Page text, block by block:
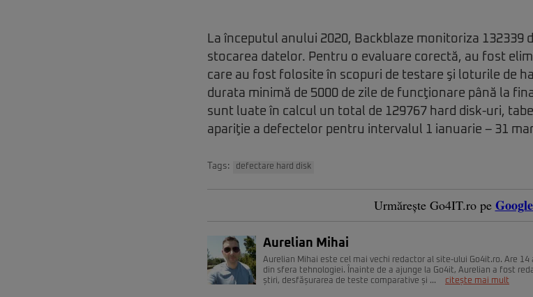
La începutul anului 2020, Backblaze monitoriza 132339
stocarea datelor. Pentru o evaluare corectă, au fost
care au fost folosite în scopuri de testare şi loturile de
durata minimă de 5000 de zile de funcţionare până la
sunt luate în calcul un total de 129767 hard disk-uri,
apariţie a defectelor pentru intervalul 1 ianuarie – 31
Tags: defectare hard disk
Urmărește Go4IT.ro pe
Aurelian Mihai
Aurelian Mihai este cel mai vechi redactor al site-ului Go4it.ro. Are
din sfera tehnologiei. Înainte de a ajunge la Go4it, Aurelian a fost
știri, desfășurarea de teste comparative și ...
citește mai mult